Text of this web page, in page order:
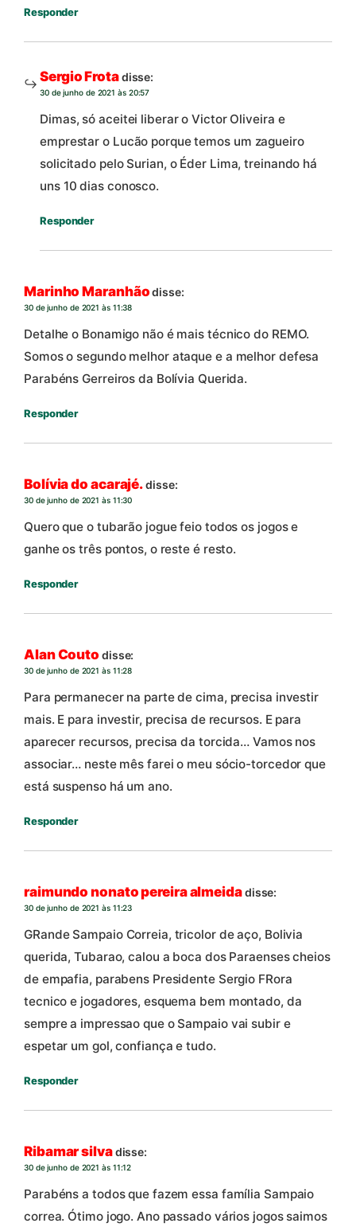
Responder
Sergio Frotadisse:
30 de junho de 2021 às 20:57
Dimas, só aceitei liberar o Victor Oliveira e
emprestar o Lucão porque temos um zagueiro
solicitado pelo Surian, o Éder Lima, treinando há
uns 10 dias conosco.
Responder
Marinho Maranhãodisse:
30 de junho de 2021 às 11:38
Detalhe o Bonamigo não é mais técnico do REMO.
Somos o segundo melhor ataque e a melhor defesa
Parabéns Gerreiros da Bolívia Querida.
Responder
Bolívia do acarajé.disse:
30 de junho de 2021 às 11:30
Quero que o tubarão jogue feio todos os jogos e
ganhe os três pontos, o reste é resto.
Responder
Alan Couto disse:
30 de junho de 2021 às 11:28
Para permanecer na parte de cima, precisa investir
mais. E para investir, precisa de recursos. E para
aparecer recursos, precisa da torcida… Vamos nos
associar… neste mês farei o meu sócio-torcedor que
está suspenso há um ano.
Responder
raimundo nonato pereira almeidadisse:
30 de junho de 2021 às 11:23
GRande Sampaio Correia, tricolor de aço, Bolivia
querida, Tubarao, calou a boca dos Paraenses cheios
de empafia, parabens Presidente Sergio FRora
tecnico e jogadores, esquema bem montado, da
sempre a impressao que o Sampaio vai subir e
espetar um gol, confiança e tudo.
Responder
Ribamar silvadisse:
30 de junho de 2021 às 11:12
Parabéns a todos que fazem essa família Sampaio
correa. Ótimo jogo. Ano passado vários jogos saimos